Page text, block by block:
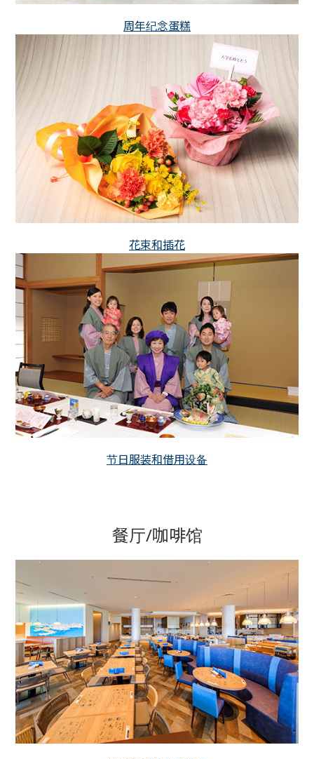
周年纪念蛋糕
花束和插花
节日服装和借用设备
餐厅/咖啡馆